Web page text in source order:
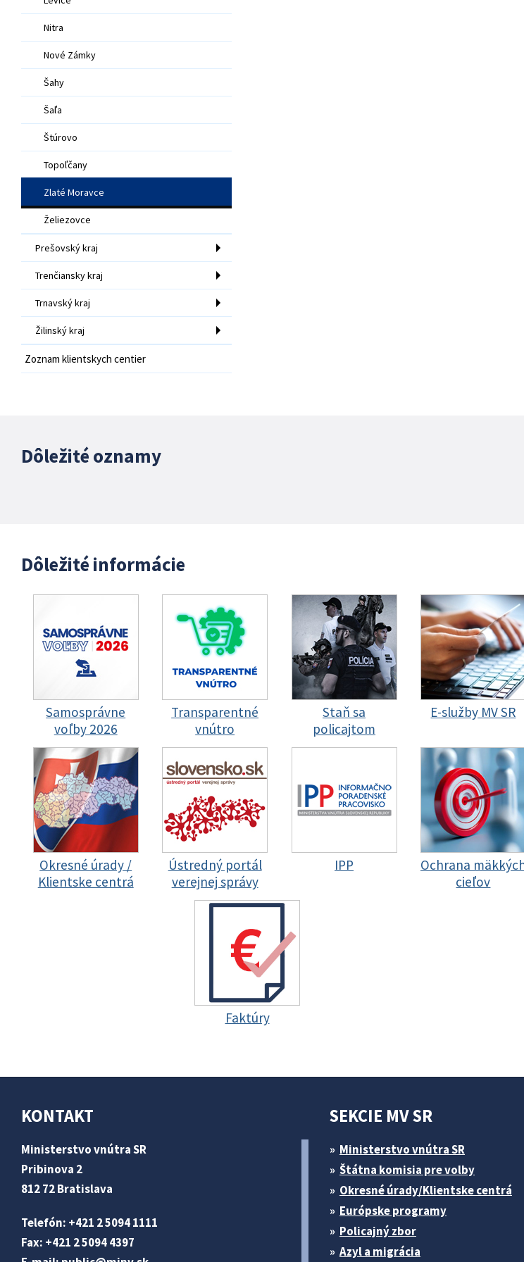
Nitra
Nové Zámky
Šahy
Šaľa
Štúrovo
Topoľčany
Zlaté Moravce
Želiezovce
Prešovský kraj
Trenčiansky kraj
Trnavský kraj
Žilinský kraj
Zoznam klientskych centier
Dôležité oznamy
Dôležité informácie
Samosprávne
voľby 2026
Transparentné
vnútro
Staň sa
policajtom
E-služby MV SR
Okresné úrady /
Klientske centrá
Ústredný portál
verejnej správy
IPP
Ochrana
cieľov
Faktúry
KONTAKT
Ministerstvo vnútra SR
Pribinova 2
812 72 Bratislava
Telefón: +421 2 5094 1111
Fax: +421 2 5094 4397
SEKCIE MV SR
Ministerstvo vnútra SR
Štátna komisia pre volby
Okresné úrady/Klientske centrá
Európske programy
Policajný zbor
Azyl a migrácia